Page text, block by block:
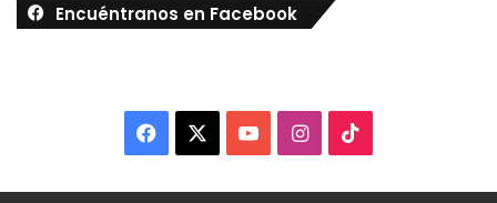
Encuéntranos en Facebook
Facebook YouTubeInstagram